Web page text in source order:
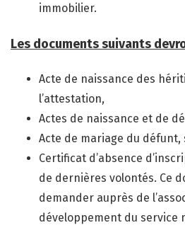
immobilier.
Les documents suivants
Acte de naissance des
l’attestation,
Actes de naissance et de
Acte de mariage du défunt,
Certificat d’absence
de dernières volontés. Ce
demander auprès de
développement du service